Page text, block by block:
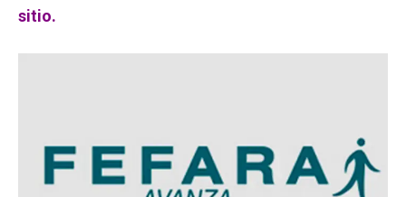
sitio.